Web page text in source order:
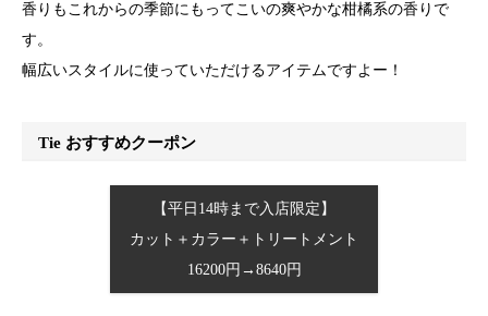
香りもこれからの季節にもってこいの爽やかな柑橘系の香りで
す。
幅広いスタイルに使っていただけるアイテムですよー！
Tie おすすめクーポン
【平日14時まで入店限定】
カット＋カラー＋トリートメント
16200円→8640円